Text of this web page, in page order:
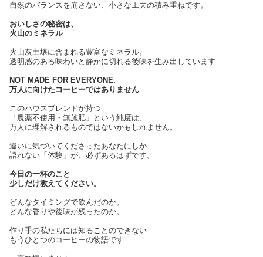
自然のバランスを崩さない、小さな工夫の積み重ねです。
おいしさの秘密は、
火山のミネラル
火山灰土壌に含まれる豊富なミネラル。
透明感のある味わいと静かに切れる後味を生み出しています
NOT MADE FOR EVERYONE.
万人に向けたコーヒーではありません
このハウスブレンドが持つ
「農薬不使用・無施肥」という純度は、
万人に理解されるものではないかもしれません。
違いに気づいてくださったあなたにしか
語れない「体験」が、必ずあるはずです。
今日の一杯のこと
少しだけ教えてください。
どんなタイミングで飲んだのか。
どんな香りや後味が残ったのか。
作り手の私たちには知ることのできない
もうひとつのコーヒーの物語です